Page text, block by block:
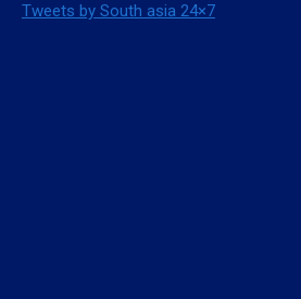
Tweets by South asia 24×7